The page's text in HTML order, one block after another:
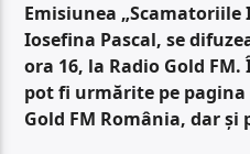
Emisiunea
Iosefina Pascal, se
ora 16, la Radio Gold
pot fi urmărite pe pagina
Gold FM România, dar